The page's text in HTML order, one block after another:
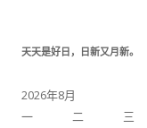
天天是好日，日新又月新。
2026年8月
一
二 三